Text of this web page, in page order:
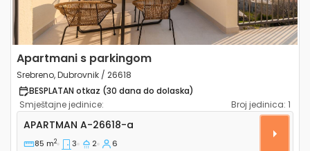
Apartmani s parkingom
Srebreno, Dubrovnik / 26618
BESPLATAN otkaz (30 dana do dolaska)
Smještajne jedinice:
Broj jedinica: 1
Trosobni apartman Srebreno, Dubrovnik A-26618-a
APARTMAN A-26618-a
85 m2 3 2 6